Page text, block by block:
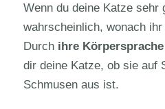
Wenn du deine Katze sehr
wahrscheinlich, wonach
Durch ihre Körpersprache
dir deine Katze, ob sie auf
Schmusen aus ist.